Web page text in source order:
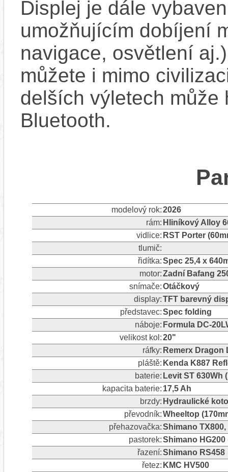
Displej je dále
umožňujícím dobíjení
navigace, osvětlení
můžete i mimo
delších výletech může
Bluetooth.
modelový rok:2026
rám: Hliníkový Alloy
vidlice: RST Porter
tlumič:
řidítka:Spec 25,4 x
motor:Zadní Bafang
snímače:Otáčkový
display:TFT barevný
představec:Spec folding
náboje: Formula DC-
velikost kol:20"
ráfky: Remerx Dragon
pláště: Kenda K887
baterie: Levit ST 630Wh
kapacita baterie: 17,5 Ah
brzdy: Hydraulické
převodník:Wheeltop
přehazovačka:Shimano
pastorek:Shimano HG200
řazení:Shimano RS458
řetez: KMC HV500